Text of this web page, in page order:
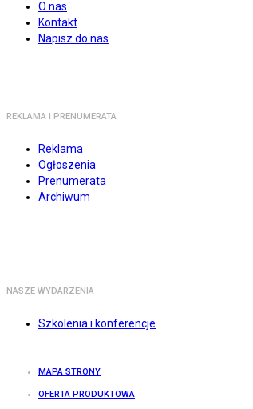
O nas
Kontakt
Napisz do nas
REKLAMA I PRENUMERATA
Reklama
Ogłoszenia
Prenumerata
Archiwum
NASZE WYDARZENIA
Szkolenia i konferencje
MAPA STRONY
OFERTA PRODUKTOWA